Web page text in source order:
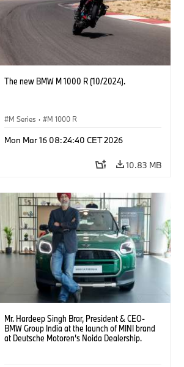
The new BMW M 1000 R (10/2024).
M Series · M 1000 R
Mon Mar 16 08:24:40 CET 2026
10.83 MB
Mr. Hardeep Singh Brar, President & CEO-
BMW Group India at the launch of MINI brand
at Deutsche Motoren’s Noida Dealership.